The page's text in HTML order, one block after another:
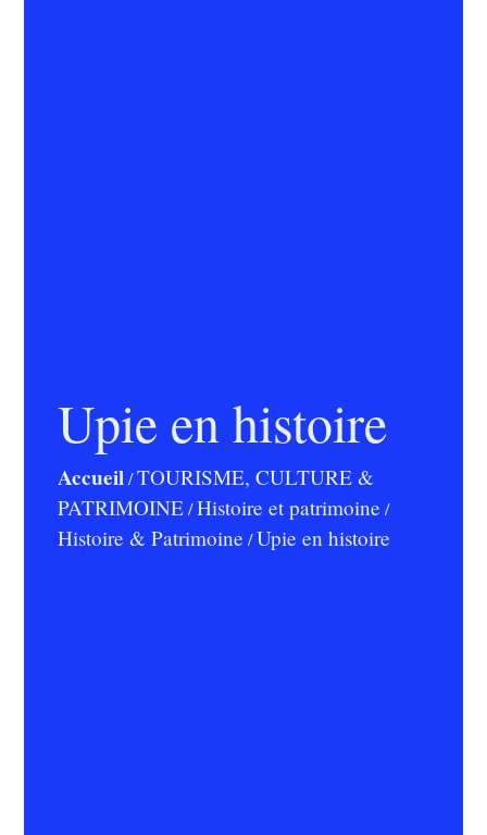
Upie en histoire
Accueil/TOURISME, CULTURE &
PATRIMOINE/Histoire et patrimoine /
Histoire & Patrimoine /Upie en histoire